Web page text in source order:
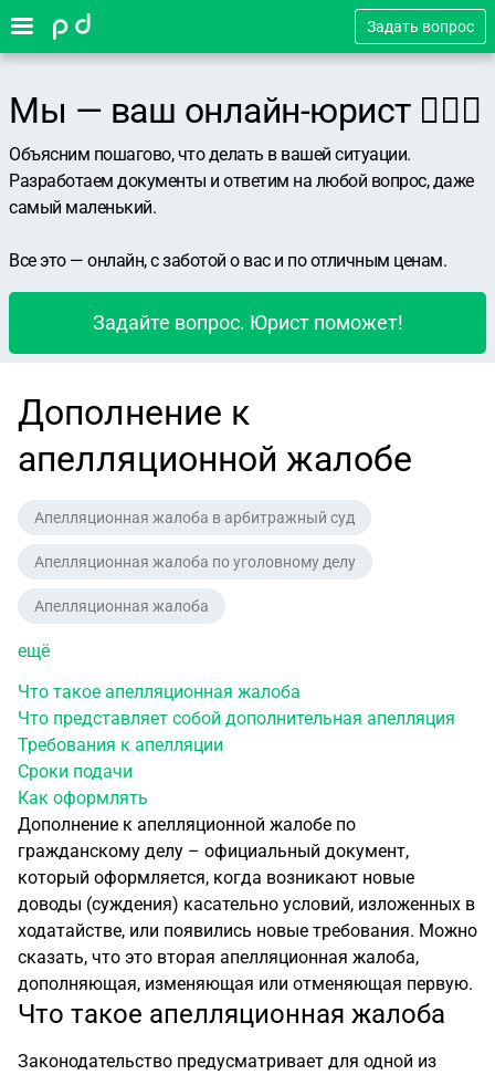
Задать вопрос
Мы — ваш онлайн-юрист 👨🏻‍⚖️
Объясним пошагово, что делать в вашей ситуации.
Разработаем документы и ответим на любой вопрос, даже
самый маленький.
Все это — онлайн, с заботой о вас и по отличным ценам.
Задайте вопрос. Юрист поможет!
Дополнение к
апелляционной жалобе
Апелляционная жалоба в арбитражный суд
Апелляционная жалоба по уголовному делу
Апелляционная жалоба
ещё
Что такое апелляционная жалоба
Что представляет собой дополнительная апелляция
Требования к апелляции
Сроки подачи
Как оформлять
Дополнение к апелляционной жалобе по
гражданскому делу – официальный документ,
который оформляется, когда возникают новые
доводы (суждения) касательно условий, изложенных в
ходатайстве, или появились новые требования. Можно
сказать, что это вторая апелляционная жалоба,
дополняющая, изменяющая или отменяющая первую.
Что такое апелляционная жалоба
Законодательство предусматривает для одной из